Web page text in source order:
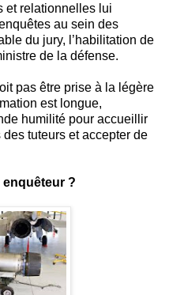
et relationnelles lui
au sein des
du jury, l’habilitation de
de la défense.
pas être prise à la légère
est longue,
humilité pour accueillir
tuteurs et accepter de
?